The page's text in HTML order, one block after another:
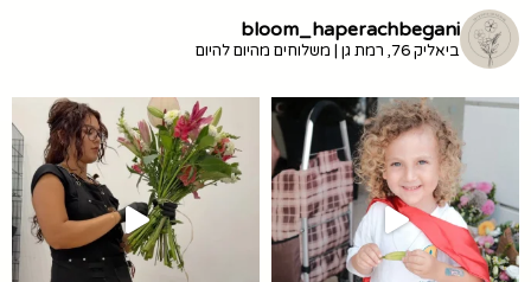
bloom_haperachbegani
ביאליק 76, רמת גן | משלוחים מהיום להיום
ב-10% הנחה עם הקוד